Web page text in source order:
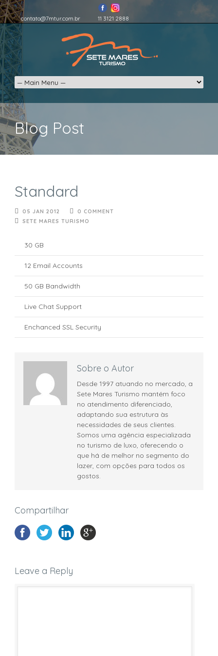
contato@7mtur.com.br 11 3121 2888
Blog Post
Standard
05 JAN 2012
0 COMMENT
SETE MARES TURISMO
30 GB
12 Email Accounts
50 GB Bandwidth
Live Chat Support
Enchanced SSL Security
Sobre o Autor
Desde 1997 atuando no mercado, a
Sete Mares Turismo mantém foco
no atendimento diferenciado,
adaptando sua estrutura às
necessidades de seus clientes.
Somos uma agência especializada
no turismo de luxo, oferecendo o
que há de melhor no segmento do
lazer, com opções para todos os
gostos.
Compartilhar
Leave a Reply